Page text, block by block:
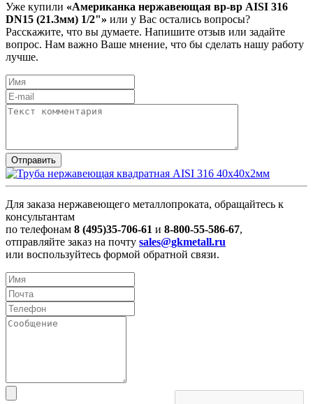
Уже купили «Американка нержавеющая вр-вр AISI 316
DN15 (21.3мм) 1/2"» или у Вас остались вопросы?
Расскажите, что вы думаете. Напишите отзыв или задайте
вопрос. Нам важно Ваше мнение, что бы сделать нашу работу
лучше.
Для заказа нержавеющего металлопроката, обращайтесь к
консультантам
по телефонам 8 (495)35-706-61 и 8-800-55-586-67,
отправляйте заказ на почту sales@gkmetall.ru
или воспользуйтесь формой обратной связи.